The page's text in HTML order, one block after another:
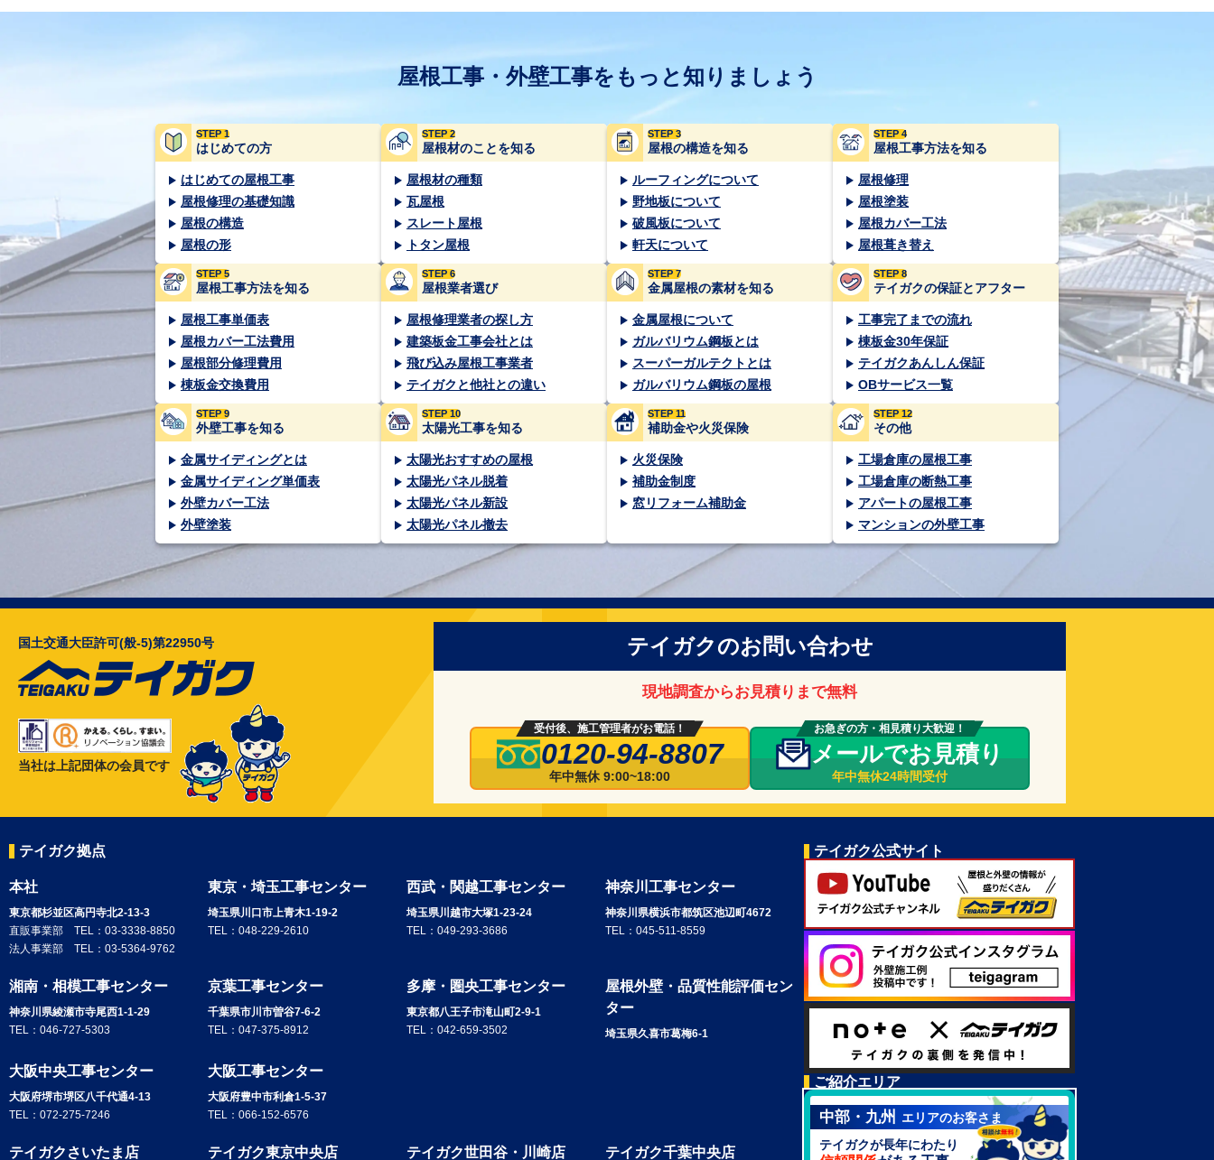
屋根工事・外壁工事をもっと知りましょう
STEP 1
はじめての方
はじめての屋根工事
屋根修理の基礎知識
屋根の構造
屋根の形
STEP 2
屋根材のことを知る
屋根材の種類
瓦屋根
スレート屋根
トタン屋根
STEP 3
屋根の構造を知る
ルーフィングについて
野地板について
破風板について
軒天について
STEP 4
屋根工事方法を知る
屋根修理
屋根塗装
屋根カバー工法
屋根葺き替え
STEP 5
屋根工事方法を知る
屋根工事単価表
屋根カバー工法費用
屋根部分修理費用
棟板金交換費用
STEP 6
屋根業者選び
屋根修理業者の探し方
建築板金工事会社とは
飛び込み屋根工事業者
テイガクと他社との違い
STEP 7
金属屋根の素材を知る
金属屋根について
ガルバリウム鋼板とは
スーパーガルテクトとは
ガルバリウム鋼板の屋根
STEP 8
テイガクの保証とアフター
工事完了までの流れ
棟板金30年保証
テイガクあんしん保証
OBサービス一覧
STEP 9
外壁工事を知る
金属サイディングとは
金属サイディング単価表
外壁カバー工法
外壁塗装
STEP 10
太陽光工事を知る
太陽光おすすめの屋根
太陽光パネル脱着
太陽光パネル新設
太陽光パネル撤去
STEP 11
補助金や火災保険
火災保険
補助金制度
窓リフォーム補助金
STEP 12
その他
工場倉庫の屋根工事
工場倉庫の断熱工事
アパートの屋根工事
マンションの外壁工事
国土交通大臣許可(般-5)第22950号
当社は上記団体の会員です
テイガクのお問い合わせ
現地調査からお見積りまで無料
受付後、施工管理者がお電話！
0120-94-8807
年中無休 9:00~18:00
お急ぎの方・相見積り大歓迎！
メールでお見積り
年中無休24時間受付
テイガク拠点
本社
東京都杉並区高円寺北2-13-3
直販事業部 TEL： 03-3338-8850
法人事業部 TEL： 03-5364-9762
東京・埼玉工事センター
埼玉県川口市上青木1-19-2
TEL： 048-229-2610
西武・関越工事センター
埼玉県川越市大塚1-23-24
TEL： 049-293-3686
神奈川工事センター
神奈川県横浜市都筑区池辺町4672
TEL： 045-511-8559
湘南・相模工事センター
神奈川県綾瀬市寺尾西1-1-29
TEL： 046-727-5303
京葉工事センター
千葉県市川市曽谷7-6-2
TEL： 047-375-8912
多摩・圏央工事センター
東京都八王子市滝山町2-9-1
TEL： 042-659-3502
屋根外壁・品質性能評価セン
ター
埼玉県久喜市葛梅6-1
大阪中央工事センター
大阪府堺市堺区八千代通4-13
TEL： 072-275-7246
大阪工事センター
大阪府豊中市利倉1-5-37
TEL： 066-152-6576
テイガクさいたま店 テイガク東京中央店 テイガク世田谷・川崎店 テイガク千葉中央店
テイガク公式サイト
ご紹介エリア
中部・九州
エリアのお客さま
テイガクが長年にわたり